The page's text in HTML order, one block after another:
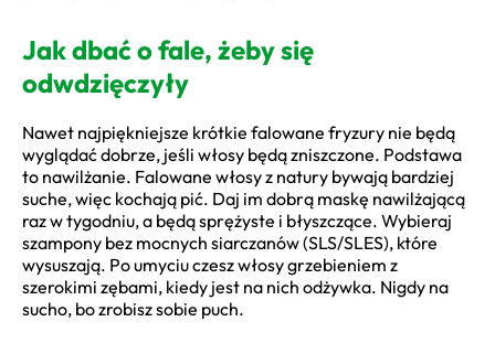
Jak dbać o fale, żeby się
odwdzięczyły
Nawet najpiękniejsze krótkie falowane fryzury nie będą
wyglądać dobrze, jeśli włosy będą zniszczone. Podstawa
to nawilżanie. Falowane włosy z natury bywają bardziej
suche, więc kochają pić. Daj im dobrą maskę nawilżającą
raz w tygodniu, a będą sprężyste i błyszczące. Wybieraj
szampony bez mocnych siarczanów (SLS/SLES), które
wysuszają. Po umyciu czesz włosy grzebieniem z
szerokimi zębami, kiedy jest na nich odżywka. Nigdy na
sucho, bo zrobisz sobie puch.